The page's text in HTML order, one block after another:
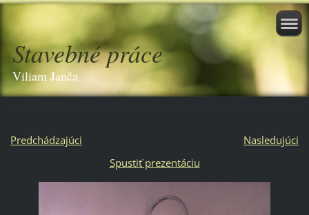
Stavebné práce
Viliam Janča
Predchádzajúci
Nasledujúci
Spustiť prezentáciu